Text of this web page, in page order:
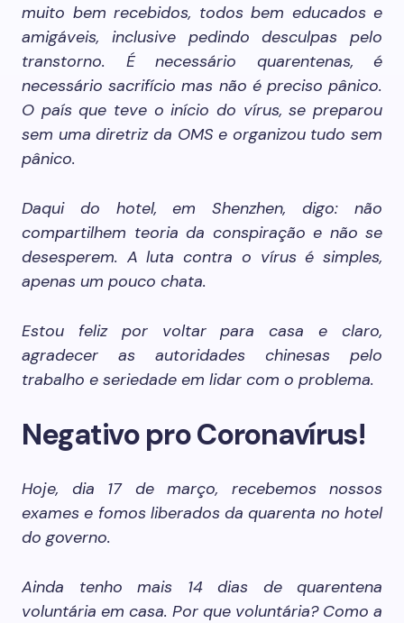
muito bem recebidos, todos bem educados e
amigáveis, inclusive pedindo desculpas pelo
transtorno. É necessário quarentenas, é
necessário sacrifício mas não é preciso pânico.
O país que teve o início do vírus, se preparou
sem uma diretriz da OMS e organizou tudo sem
pânico.
Daqui do hotel, em Shenzhen, digo: não
compartilhem teoria da conspiração e não se
desesperem. A luta contra o vírus é simples,
apenas um pouco chata.
Estou feliz por voltar para casa e claro,
agradecer as autoridades chinesas pelo
trabalho e seriedade em lidar com o problema.
Negativo pro Coronavírus!
Hoje, dia 17 de março, recebemos nossos
exames e fomos liberados da quarenta no hotel
do governo.
Ainda tenho mais 14 dias de quarentena
voluntária em casa. Por que voluntária? Como a